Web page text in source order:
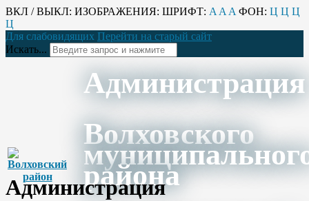
ВКЛ / ВЫКЛ: ИЗОБРАЖЕНИЯ: ШРИФТ: A A A ФОН: Ц Ц Ц
Ц
Для слабовидящих Перейти на старый сайт
Искать...
Администрация
Волховского
района
Администрация